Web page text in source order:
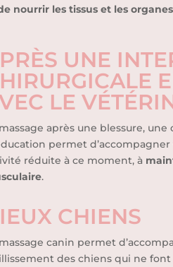
nourrir les tissus et les
UNE
LE
après une blessure, une
permet
réduite à ce moment, à
.
CHIENS
canin permet
des chiens qui ne font